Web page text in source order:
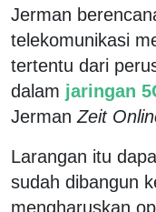
Jerman
telekomunikasi
tertentu dari
dalam jaringan
Jerman Zeit
Larangan itu
sudah dibangun
mengharuskan